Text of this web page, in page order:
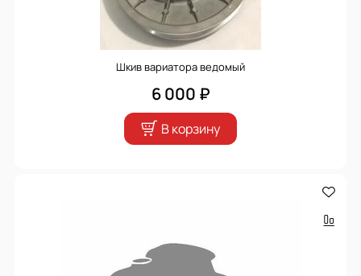
Шкив вариатора ведомый
6 000 ₽
В корзину